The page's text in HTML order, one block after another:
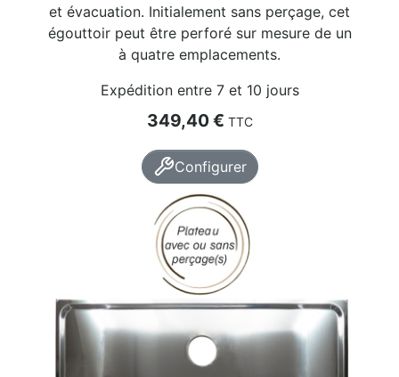
et évacuation. Initialement sans perçage, cet
égouttoir peut être perforé sur mesure de un
à quatre emplacements.
Expédition entre 7 et 10 jours
Prix
349,40 € TTC
Configurer